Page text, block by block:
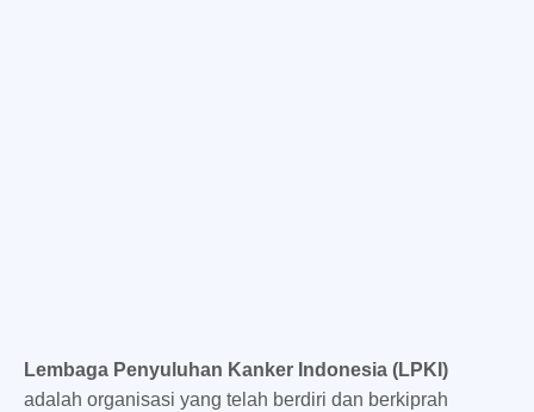
Lembaga Penyuluhan Kanker Indonesia (LPKI)
adalah organisasi yang telah berdiri dan berkiprah